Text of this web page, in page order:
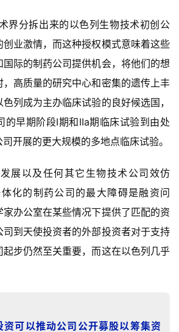
界分拆出来的以色列生物技术初创公
业激情，而这种授权模式意味着这些
际的制药公司提供机会，将他们的想
高质量的研究中心和密集的遗传上丰
列成为主办临床试验的良好候选国，
的早期阶段I期和IIa期临床试验到由处
开展的更大规模的多地点临床试验。
展以及任何其它生物技术公司效仿
化的制药公司的最大障碍是融资问
办公室在某些情况下提供了匹配的资
到天使投资者的外部投资者对于支持
步仍然至关重要，而这在以色列几乎
资可以推动公司公开募股以筹集资